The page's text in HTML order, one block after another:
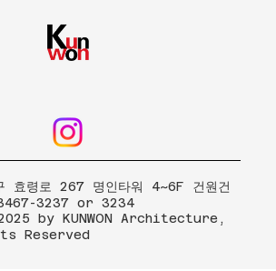
효령로 267 명인타워 4~6F 건원건
3237 or 3234
by KUNWON Architecture,
Reserved